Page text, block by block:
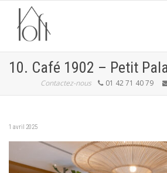
10. Café 1902 – Petit
Contactez-nous 01 42 71 40 79
1 avril 2025